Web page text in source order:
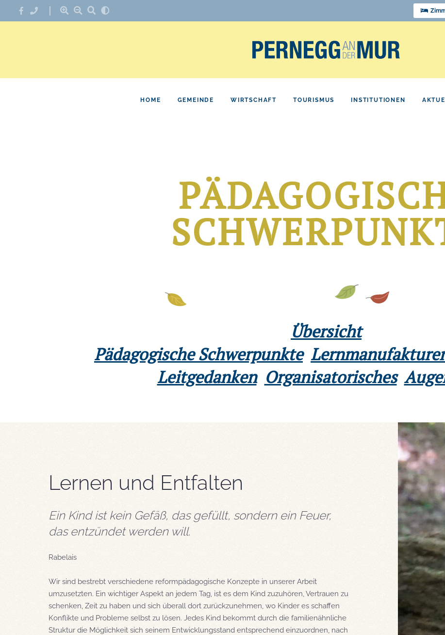
HOME GEMEINDE WIRTSCHAFT TOURISMUS INSTITUTIONEN
Übersicht
Pädagogische Schwerpunkte
Leitgedanken Organisatorisches
Lernen und Entfalten
Ein Kind ist kein Gefäß, das gefüllt, sondern ein Feuer,
das entzündet werden will.
Rabelais
Wir sind bestrebt verschiedene reformpädagogische Konzepte in unserer Arbeit
umzusetzten. Ein wichtiger Aspekt an jedem Tag, ist es dem Kind zuzuhören, Vertrauen zu
schenken, Zeit zu haben und sich überall dort zurückzunehmen, wo Kinder es schaffen
Konflikte und Probleme selbst zu lösen. Jedes Kind bekommt durch die familienähnliche
Struktur die Möglichkeit sich seinem Entwicklungsstand entsprechend einzuordnen, nach